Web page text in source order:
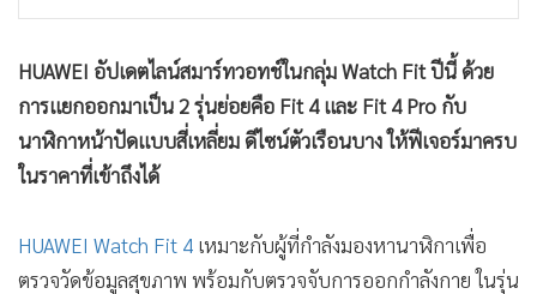
• กองทุนรวม
ญี่ปุ่น
•
News1
HUAWEI อัปเดตไลน์สมาร์ทวอทช์ในกลุ่ม Watch Fit ปีนี้ ด้วย
การแยกออกมาเป็น 2 รุ่นย่อยคือ Fit 4 และ Fit 4 Pro กับ
นาฬิกาหน้าปัดแบบสี่เหลี่ยม ดีไซน์ตัวเรือนบาง ให้ฟีเจอร์มาครบ
ในราคาที่เข้าถึงได้
HUAWEI Watch Fit 4 เหมาะกับผู้ที่กำลังมองหานาฬิกาเพื่อ
ตรวจวัดข้อมูลสุขภาพ พร้อมกับตรวจจับการออกกำลังกาย ในรุ่น